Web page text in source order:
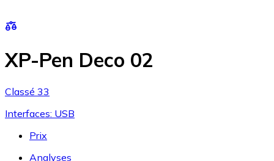
XP-Pen Deco 02
Classé 33
Interfaces: USB
Prix
Analyses